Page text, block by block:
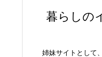
暮らしの
姉妹サイトとして